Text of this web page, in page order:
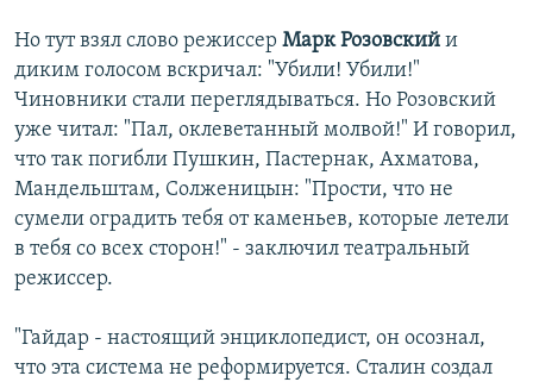
Но тут взял слово режиссер Марк Розовский и
диким голосом вскричал: "Убили! Убили!"
Чиновники стали переглядываться. Но Розовский
уже читал: "Пал, оклеветанный молвой!" И говорил,
что так погибли Пушкин, Пастернак, Ахматова,
Мандельштам, Солженицын: "Прости, что не
сумели оградить тебя от каменьев, которые летели
в тебя со всех сторон!" - заключил театральный
режиссер.
"Гайдар - настоящий энциклопедист, он осознал,
что эта система не реформируется. Сталин создал